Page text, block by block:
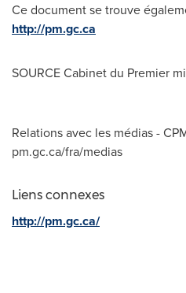
Ce document se trouve
http://pm.gc.ca
SOURCE Cabinet du Premier
Relations avec les médias -
pm.gc.ca/fra/medias
Liens connexes
http://pm.gc.ca/